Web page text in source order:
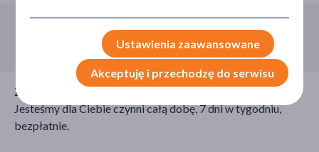
Infolinia:800 110 110
Zadzwoń do nas jeśli potrzebujesz porady farmaceuty.
Jesteśmy dla Ciebie czynni całą dobę, 7 dni w tygodniu,
bezpłatnie.
Ustawienia zaawansowane
Akceptuję i przechodzę do serwisu